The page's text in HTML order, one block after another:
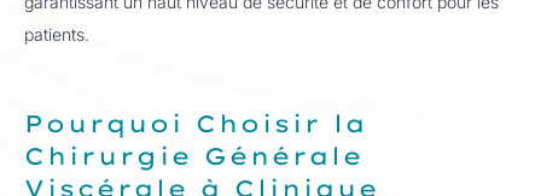
patients.
Pourquoi Choisir la
Chirurgie Générale
Viscérale à Clinique